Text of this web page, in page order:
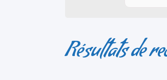
Résultats de